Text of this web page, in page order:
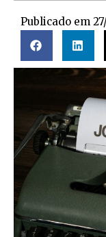
Publicado em